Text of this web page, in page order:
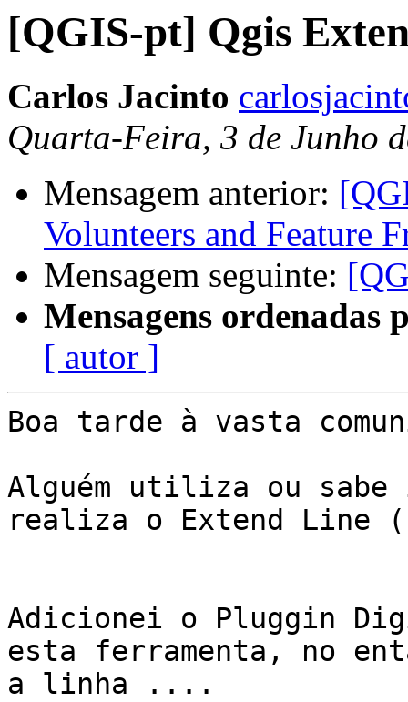
[QGIS-pt] Qgis
Carlos Jacinto
Quarta-Feira, 3 de Junho
Mensagem anterior:
Volunteers and Feature
Mensagem seguinte:
Mensagens ordenadas
[ autor ]
Boa tarde à vasta
Alguém utiliza ou
realiza o Extend Line
Adicionei o Pluggin
esta ferramenta, no
a linha ....